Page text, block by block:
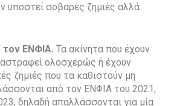
υποστεί σοβαρές ζημιές αλλά
τον ΕΝΦΙΑ. Τα ακίνητα που έχουν
ολοσχερώς ή έχουν
ζημιές που τα καθιστούν μη
από τον ΕΝΦΙΑ του 2021,
δηλαδή απαλλάσσονται για μία